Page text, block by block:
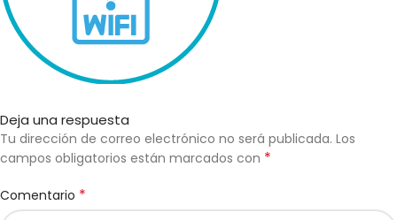
Deja una respuesta
Tu dirección de correo electrónico no será publicada. Los
campos obligatorios están marcados con *
Comentario *